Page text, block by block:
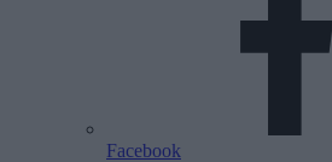
Facebook